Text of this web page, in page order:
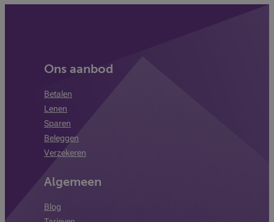
Ons aanbod
Betalen
Lenen
Sparen
Beleggen
Verzekeren
Algemeen
Blog